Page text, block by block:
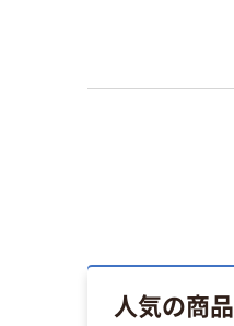
人気の商品